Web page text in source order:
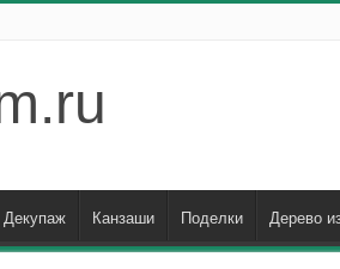
Декупаж Канзаши Поделки Дерево